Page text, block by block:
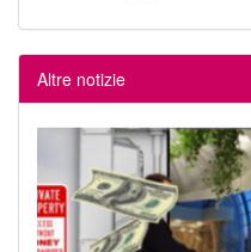
Altre notizie